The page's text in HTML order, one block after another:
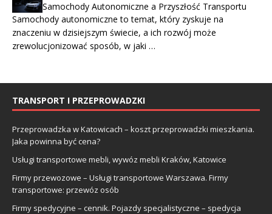
Samochody Autonomiczne a Przyszłość Transportu
Samochody autonomiczne to temat, który zyskuje na
znaczeniu w dzisiejszym świecie, a ich rozwój może
zrewolucjonizować sposób, w jaki …
TRANSPORT I PRZEPROWADZKI
Przeprowadzka w Katowicach – koszt przeprowadzki mieszkania.
Jaka powinna być cena?
Usługi transportowe mebli, wywóz mebli Kraków, Katowice
Firmy przewozowe – Usługi transportowe Warszawa. Firmy
transportowe: przewóz osób
Firmy spedycyjne – cennik. Pojazdy specjalistyczne – spedycja